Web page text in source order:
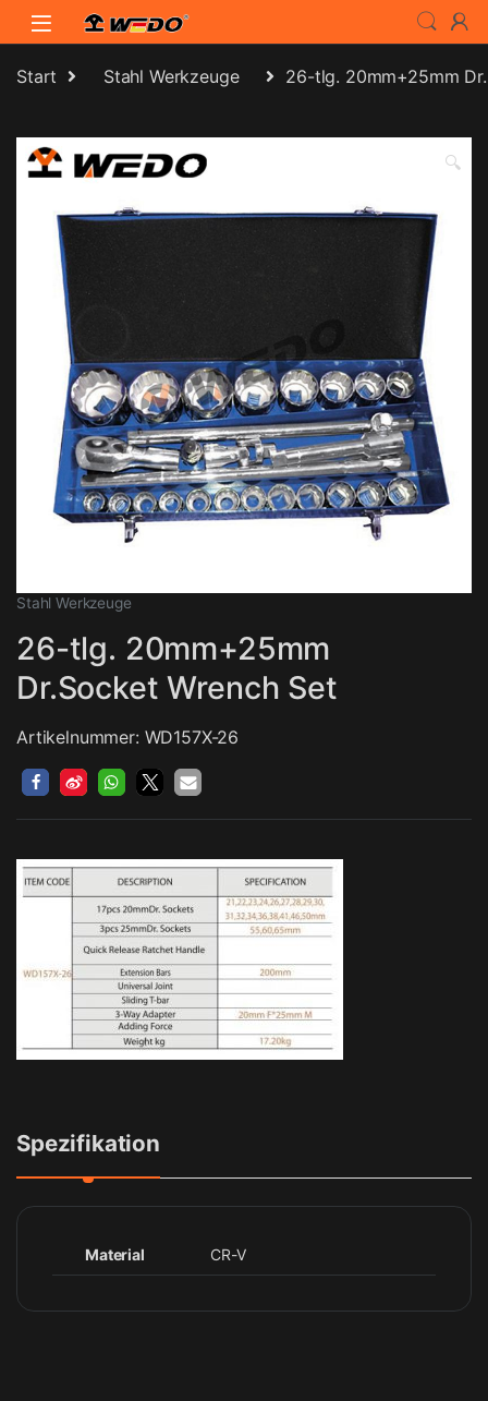
Skip to navigation
Skip to content
Start Stahl Werkzeuge 26-tlg. 20mm+25mm
🔍
Stahl Werkzeuge
26-tlg. 20mm+25mm
Dr.Socket Wrench Set
Artikelnummer: WD157X-26
Spezifikation
Material CR-V